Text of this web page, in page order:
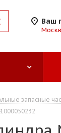
Ваш
запасные